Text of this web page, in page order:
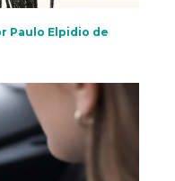
Paulo Elpidio de